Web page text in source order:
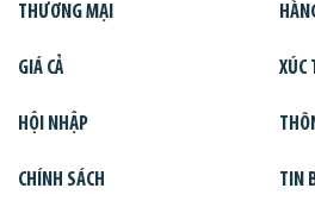
THƯƠNG MẠI
GIÁ CẢ XÚC
HỘI NHẬP
CHÍNH SÁCH TIN